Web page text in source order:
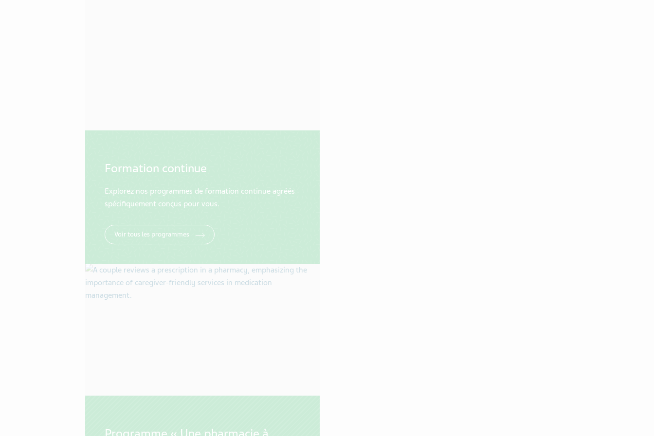
Formation continue
Explorez nos programmes de formation continue agréés
spécifiquement conçus pour vous.
Voir tous les programmes